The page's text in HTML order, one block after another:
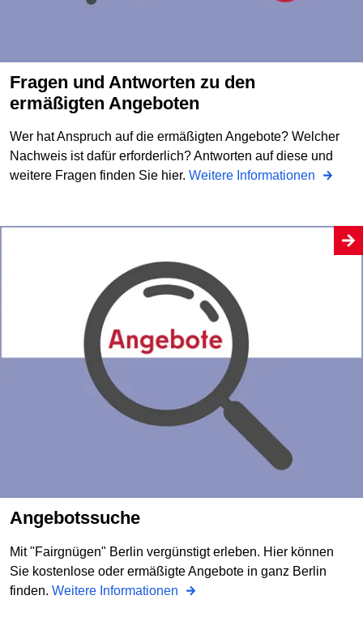
Fragen und Antworten zu den
ermäßigten Angeboten
Wer hat Anspruch auf die ermäßigten Angebote? Welcher
Nachweis ist dafür erforderlich? Antworten auf diese und
weitere Fragen finden Sie hier. Weitere Informationen
Angebotssuche
Mit "Fairgnügen" Berlin vergünstigt erleben. Hier können
Sie kostenlose oder ermäßigte Angebote in ganz Berlin
finden. Weitere Informationen